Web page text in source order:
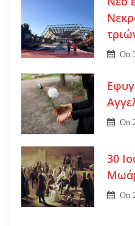
On
On
30
On